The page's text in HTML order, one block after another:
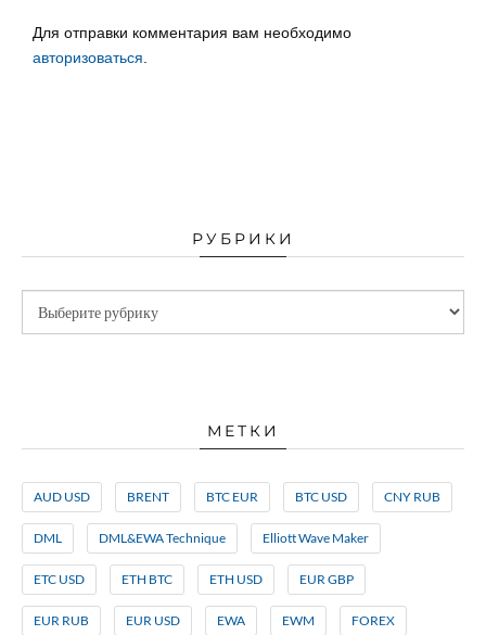
Для отправки комментария вам необходимо
авторизоваться
РУБРИКИ
МЕТКИ
AUD USD BRENT BTC EUR BTC USD CNY RUB
DML DML&EWA Technique Elliott Wave Maker
ETC USD ETH BTC ETH USD EUR GBP
EUR RUB EUR USD EWA EWM FOREX